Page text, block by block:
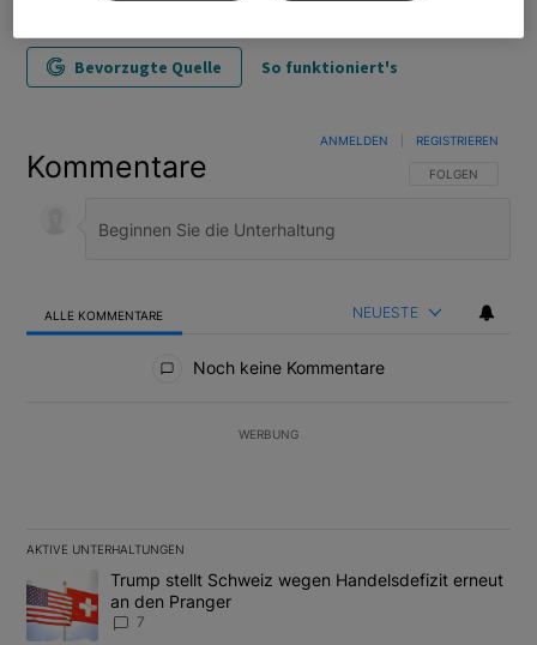
Bevorzugte Quelle So funktioniert's
Kommentare FOLGE DIESER
FOLGEN
ANMELDEN REGISTRIEREN
ALLE KOMMENTARE NEUESTE
Noch keine Kommentare
WERBUNG
AKTIVE UNTERHALTUNGEN
Ein Trendartikel mit dem Titel "Trump stellt Schweiz wegen
Trump stellt Schweiz wegen Handelsdefizit erneut
an den Pranger
7